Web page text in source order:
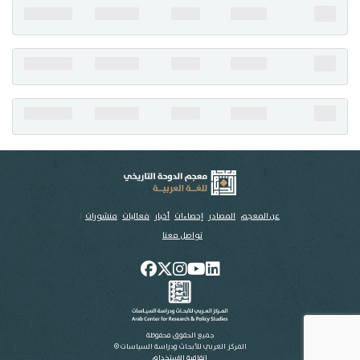
عن المعجم المصادر إحصاءات أخبار فعاليات منشورات
تواصل معنا
جميع الحقوق محفوظة
المركز العربي للأبحاث ودراسة السياسات ©